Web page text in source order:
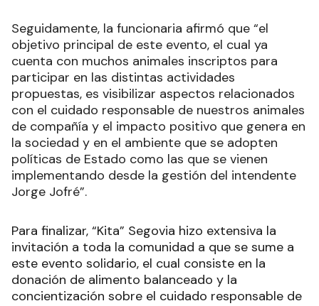
Seguidamente, la funcionaria afirmó que “el
objetivo principal de este evento, el cual ya
cuenta con muchos animales inscriptos para
participar en las distintas actividades
propuestas, es visibilizar aspectos relacionados
con el cuidado responsable de nuestros animales
de compañía y el impacto positivo que genera en
la sociedad y en el ambiente que se adopten
políticas de Estado como las que se vienen
implementando desde la gestión del intendente
Jorge Jofré”.
Para finalizar, “Kita” Segovia hizo extensiva la
invitación a toda la comunidad a que se sume a
este evento solidario, el cual consiste en la
donación de alimento balanceado y la
concientización sobre el cuidado responsable de